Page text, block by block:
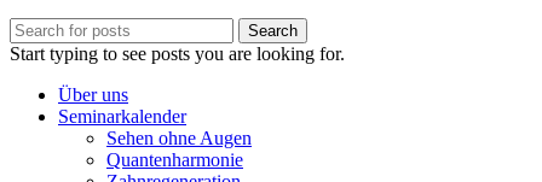
Search
Start typing to see posts you are looking for.
Über uns
Seminarkalender
Sehen ohne Augen
Quantenharmonie